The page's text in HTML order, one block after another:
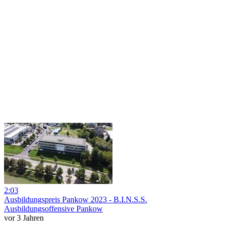
2:03
Ausbildungspreis Pankow 2023 - B.I.N.S.S.
Ausbildungsoffensive Pankow
vor 3 Jahren